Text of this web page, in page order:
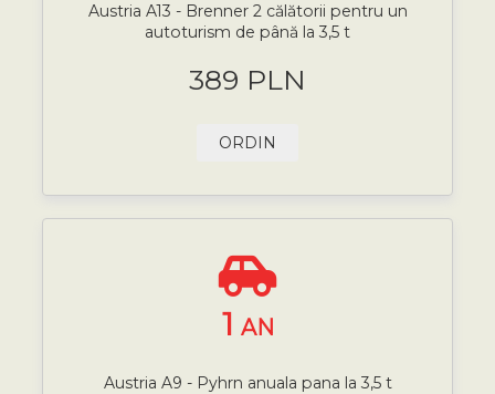
Austria A13 - Brenner 2 călătorii pentru un
autoturism de până la 3,5 t
389 PLN
ORDIN
1 AN
Austria A9 - Pyhrn anuala pana la 3,5 t